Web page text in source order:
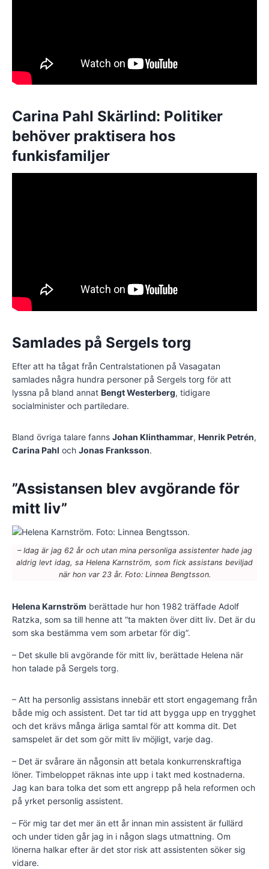
Carina Pahl Skärlind: Politiker
behöver praktisera hos
funkisfamiljer
Samlades på Sergels torg
Efter att ha tågat från Centralstationen på Vasagatan
samlades några hundra personer på Sergels torg för att
lyssna på bland annat Bengt Westerberg, tidigare
socialminister och partiledare.
Bland övriga talare fanns Johan Klinthammar, Henrik Petrén,
Carina Pahl och Jonas Franksson.
”Assistansen blev avgörande för
mitt liv”
– Idag är jag 62 år och utan mina personliga assistenter hade jag
aldrig levt idag, sa Helena Karnström, som fick assistans beviljad
när hon var 23 år. Foto: Linnea Bengtsson.
Helena Karnström berättade hur hon 1982 träffade Adolf
Ratzka, som sa till henne att ”ta makten över ditt liv. Det är du
som ska bestämma vem som arbetar för dig”.
– Det skulle bli avgörande för mitt liv, berättade Helena när
hon talade på Sergels torg.
– Att ha personlig assistans innebär ett stort engagemang från
både mig och assistent. Det tar tid att bygga upp en trygghet
och det krävs många ärliga samtal för att komma dit. Det
samspelet är det som gör mitt liv möjligt, varje dag.
– Det är svårare än någonsin att betala konkurrenskraftiga
löner. Timbeloppet räknas inte upp i takt med kostnaderna.
Jag kan bara tolka det som ett angrepp på hela reformen och
på yrket personlig assistent.
– För mig tar det mer än ett år innan min assistent är fullärd
och under tiden går jag in i någon slags utmattning. Om
lönerna halkar efter är det stor risk att assistenten söker sig
vidare.